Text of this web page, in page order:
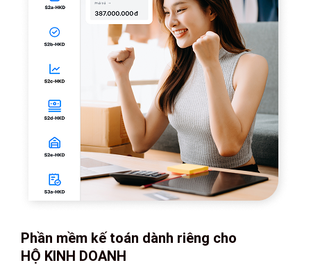
Phần mềm kế toán dành riêng cho
HỘ KINH DOANH